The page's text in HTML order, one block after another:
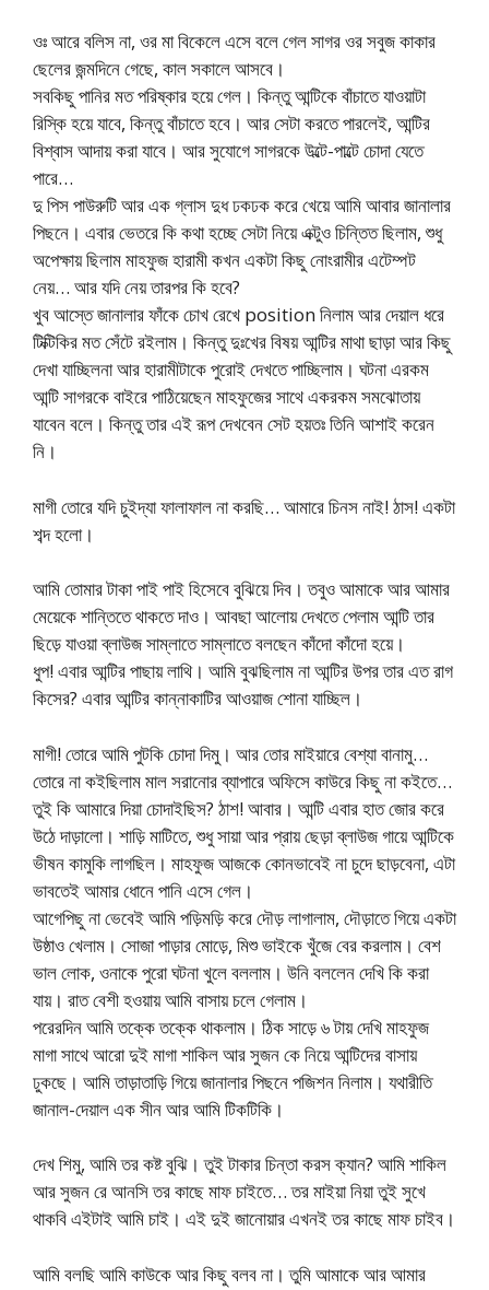
ওঃ আরে বলিস না, ওর মা বিকেলে এসে বলে গেল সাগর ওর সবুজ কাকার
ছেলের জন্মদিনে গেছে, কাল সকালে আসবে।
সবকিছু পানির মত পরিষ্কার হয়ে গেল। কিন্তু আন্টিকে বাঁচাতে যাওয়াটা
রিস্কি হয়ে যাবে, কিন্তু বাঁচাতে হবে। আর সেটা করতে পারলেই, আন্টির
বিশ্বাস আদায় করা যাবে। আর সুযোগে সাগরকে উল্টে-পাল্টে চোদা যেতে
পারে…
দু পিস পাউরুটি আর এক গ্লাস দুধ ঢকঢক করে খেয়ে আমি আবার জানালার
পিছনে। এবার ভেতরে কি কথা হচ্ছে সেটা নিয়ে এক্টুও চিন্তিত ছিলাম, শুধু
অপেক্ষায় ছিলাম মাহফুজ হারামী কখন একটা কিছু নোংরামীর এটেম্পট
নেয়… আর যদি নেয় তারপর কি হবে?
খুব আস্তে জানালার ফাঁকে চোখ রেখে position নিলাম আর দেয়াল ধরে
টিক্টিকির মত সেঁটে রইলাম। কিন্তু দুঃখের বিষয় আন্টির মাথা ছাড়া আর কিছু
দেখা যাচ্ছিলনা আর হারামীটাকে পুরোই দেখতে পাচ্ছিলাম। ঘটনা এরকম
আন্টি সাগরকে বাইরে পাঠিয়েছেন মাহফুজের সাথে একরকম সমঝোতায়
যাবেন বলে। কিন্তু তার এই রূপ দেখবেন সেট হয়তঃ তিনি আশাই করেন
নি।
মাগী তোরে যদি চুইদ্যা ফালাফাল না করছি… আমারে চিনস নাই! ঠাস! একটা
শব্দ হলো।
আমি তোমার টাকা পাই পাই হিসেবে বুঝিয়ে দিব। তবুও আমাকে আর আমার
মেয়েকে শান্তিতে থাকতে দাও। আবছা আলোয় দেখতে পেলাম আন্টি তার
ছিড়ে যাওয়া ব্লাউজ সাম্লাতে সাম্লাতে বলছেন কাঁদো কাঁদো হয়ে।
ধুপ! এবার আন্টির পাছায় লাথি। আমি বুঝছিলাম না আন্টির উপর তার এত রাগ
কিসের? এবার আন্টির কান্নাকাটির আওয়াজ শোনা যাচ্ছিল।
মাগী! তোরে আমি পুটকি চোদা দিমু। আর তোর মাইয়ারে বেশ্যা বানামু…
তোরে না কইছিলাম মাল সরানোর ব্যাপারে অফিসে কাউরে কিছু না কইতে…
তুই কি আমারে দিয়া চোদাইছিস? ঠাশ! আবার। আন্টি এবার হাত জোর করে
উঠে দাড়ালো। শাড়ি মাটিতে, শুধু সায়া আর প্রায় ছেড়া ব্লাউজ গায়ে আন্টিকে
ভীষন কামুকি লাগছিল। মাহফুজ আজকে কোনভাবেই না চুদে ছাড়বেনা, এটা
ভাবতেই আমার ধোনে পানি এসে গেল।
আগেপিছু না ভেবেই আমি পড়িমড়ি করে দৌড় লাগালাম, দৌড়াতে গিয়ে একটা
উষ্ঠাও খেলাম। সোজা পাড়ার মোড়ে, মিশু ভাইকে খুঁজে বের করলাম। বেশ
ভাল লোক, ওনাকে পুরো ঘটনা খুলে বললাম। উনি বললেন দেখি কি করা
যায়। রাত বেশী হওয়ায় আমি বাসায় চলে গেলাম।
পরেরদিন আমি তক্কে তক্কে থাকলাম। ঠিক সাড়ে ৬ টায় দেখি মাহফুজ
মাগা সাথে আরো দুই মাগা শাকিল আর সুজন কে নিয়ে আন্টিদের বাসায়
ঢুকছে। আমি তাড়াতাড়ি গিয়ে জানালার পিছনে পজিশন নিলাম। যথারীতি
জানাল-দেয়াল এক সীন আর আমি টিকটিকি।
দেখ শিমু, আমি তর কষ্ট বুঝি। তুই টাকার চিন্তা করস ক্যান? আমি শাকিল
আর সুজন রে আনসি তর কাছে মাফ চাইতে… তর মাইয়া নিয়া তুই সুখে
থাকবি এইটাই আমি চাই। এই দুই জানোয়ার এখনই তর কাছে মাফ চাইব।
আমি বলছি আমি কাউকে আর কিছু বলব না। তুমি আমাকে আর আমার